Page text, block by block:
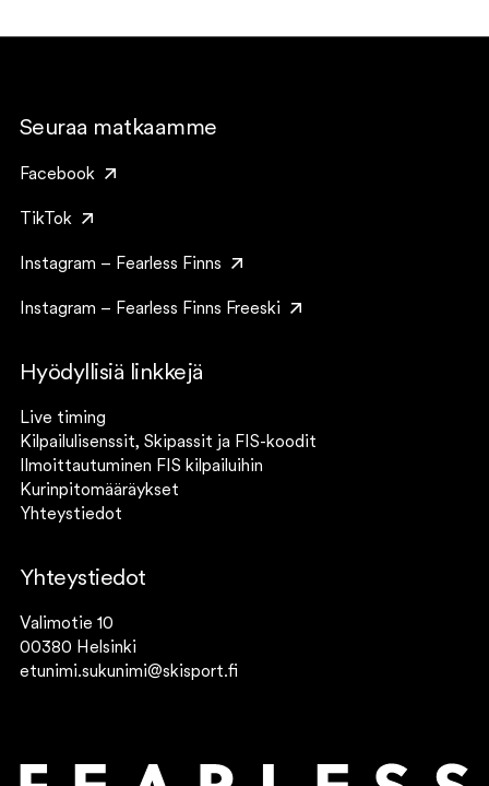
Seuraa matkaamme
Facebook
TikTok
Instagram – Fearless Finns
Instagram – Fearless Finns Freeski
Hyödyllisiä linkkejä
Live timing
Kilpailulisenssit, Skipassit ja FIS-koodit
Ilmoittautuminen FIS kilpailuihin
Kurinpitomääräykset
Yhteystiedot
Yhteystiedot
Valimotie 10
00380 Helsinki
etunimi.sukunimi@skisport.fi